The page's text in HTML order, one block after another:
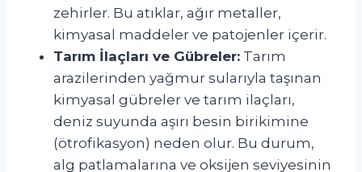
zehirler. Bu atıklar, ağır metaller,
kimyasal maddeler ve patojenler içerir.
Tarım İlaçları ve Gübreler: Tarım
arazilerinden yağmur sularıyla taşınan
kimyasal gübreler ve tarım ilaçları,
deniz suyunda aşırı besin birikimine
(ötrofikasyon) neden olur. Bu durum,
alg patlamalarına ve oksijen seviyesinin